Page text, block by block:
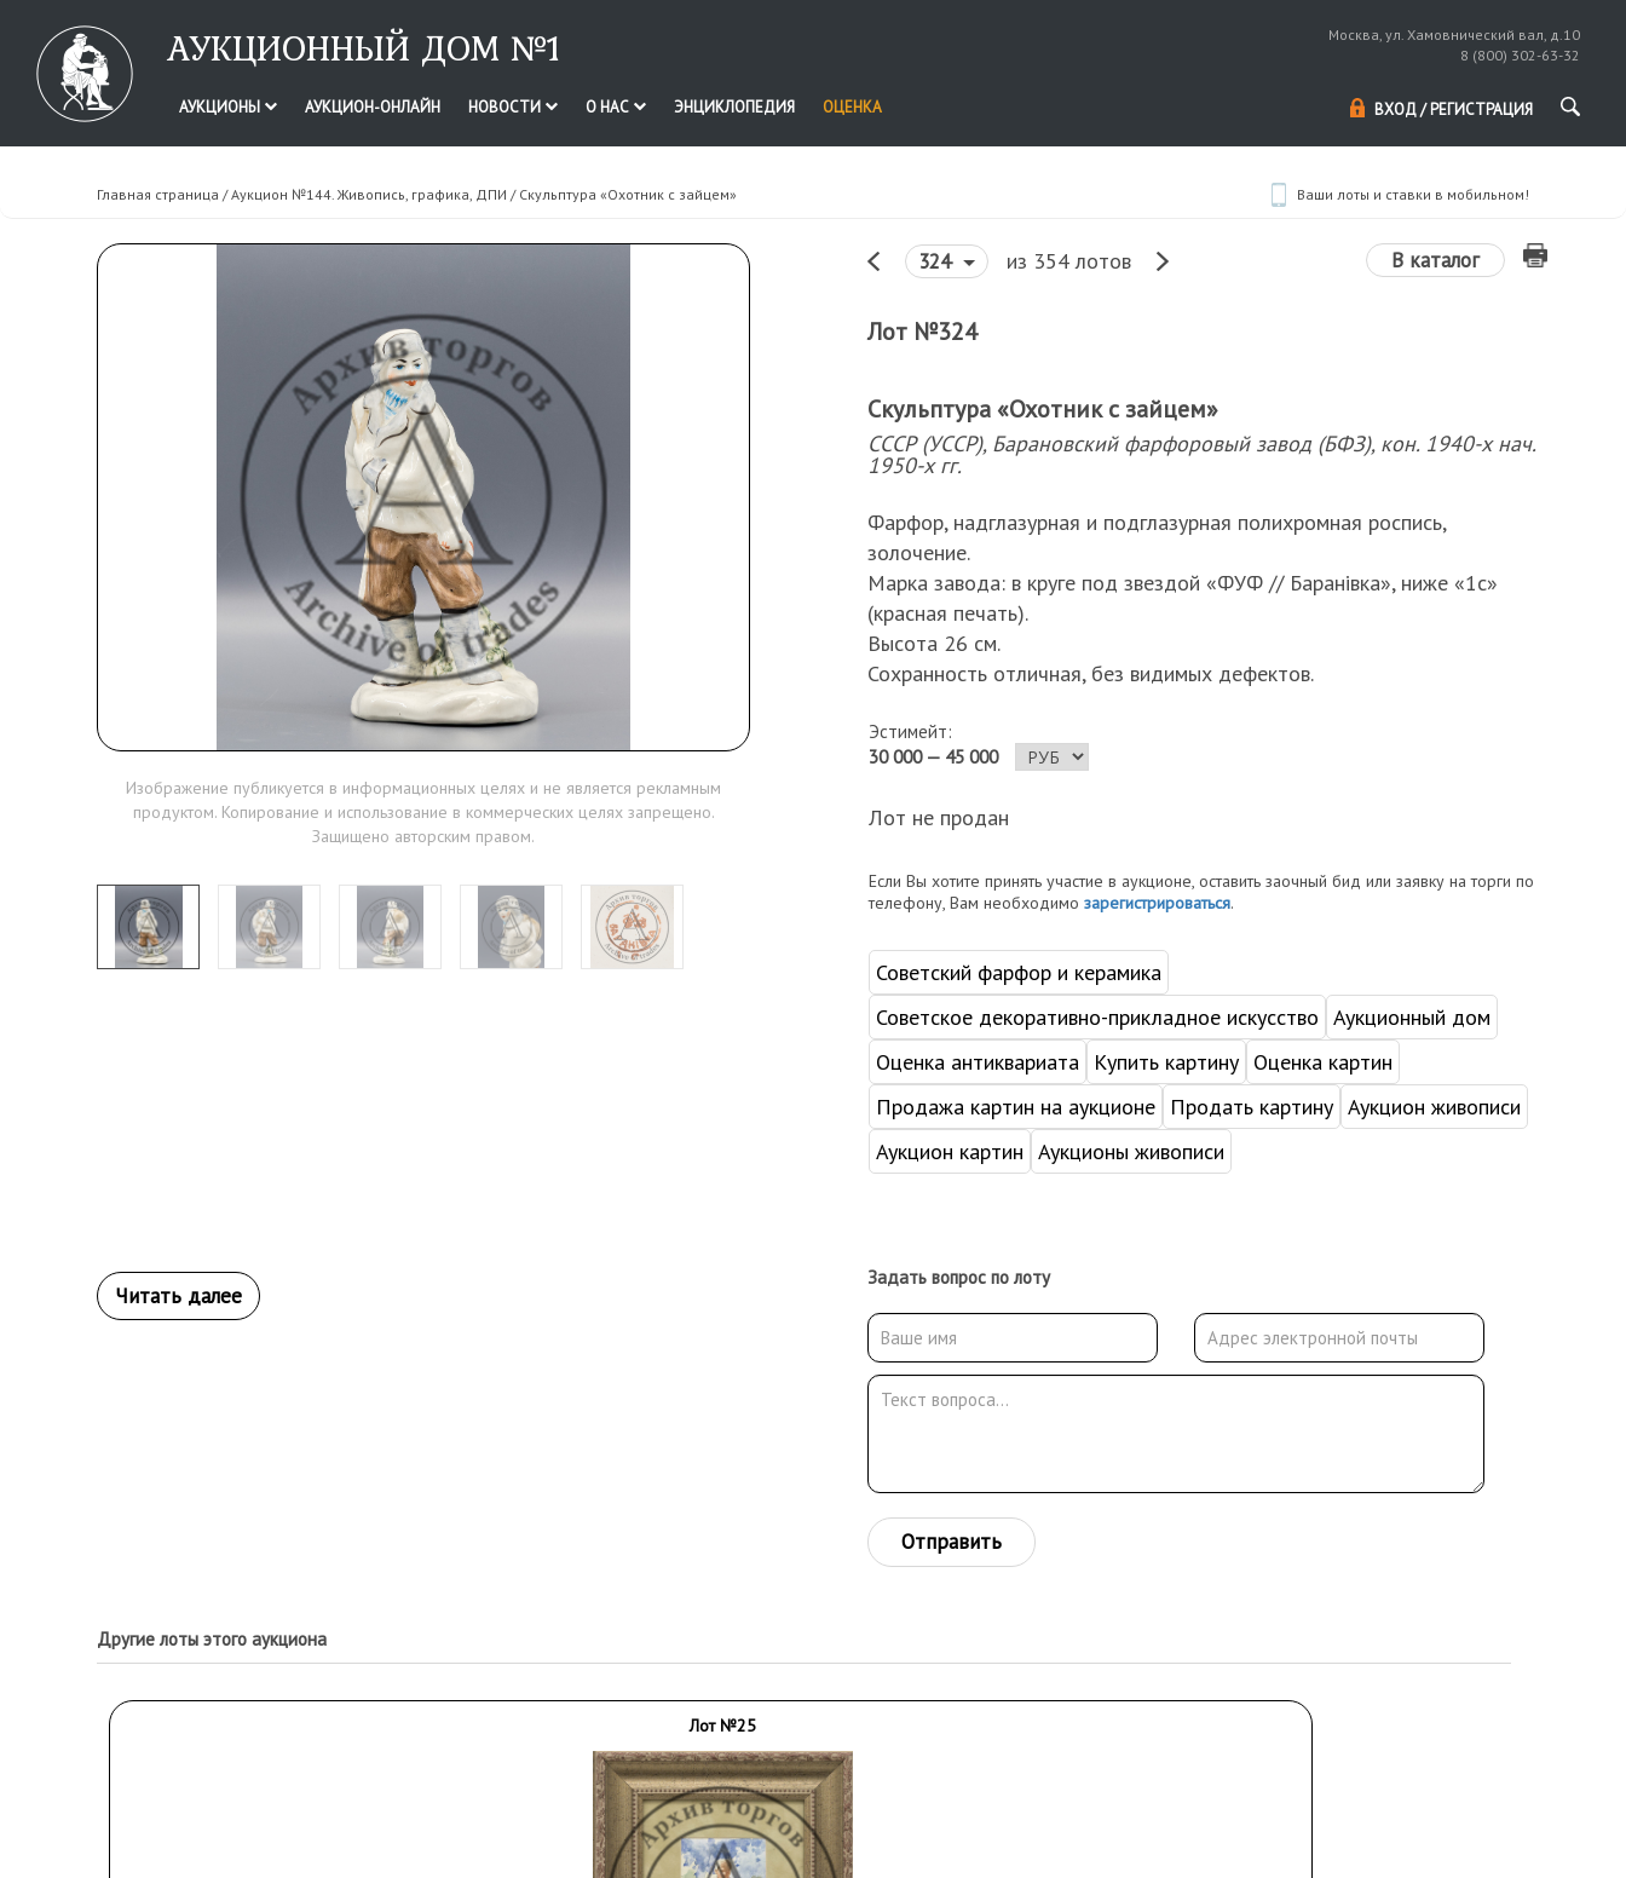
АУКЦИОННЫЙ ДОМ №1
Москва, ул. Хамовнический вал, д.10
8 (800) 302-63-32
АУКЦИОНЫ АУКЦИОН-ОНЛАЙН НОВОСТИ О НАС ЭНЦИКЛОПЕДИЯ ОЦЕНКА ВХОД / РЕГИСТРАЦИЯ
Главная страница /Аукцион №144. Живопись, графика, ДПИ / Скульптура «Охотник с зайцем» Ваши лоты и ставки в мобильном!
Изображение публикуется в информационных целях и не является рекламным
продуктом. Копирование и использование в коммерческих целях запрещено.
Защищено авторским правом.
324 из 354 лотов В каталог
Лот №324
Скульптура «Охотник с зайцем»
СССР (УССР), Барановский фарфоровый завод (БФЗ), кон. 1940-х нач.
1950-х гг.
Фарфор, надглазурная и подглазурная полихромная роспись,
золочение.
Марка завода: в круге под звездой «ФУФ // Баранiвка», ниже «1с»
(красная печать).
Высота 26 см.
Сохранность отличная, без видимых дефектов.
Эстимейт:
30 000 — 45 000
Лот не продан
Если Вы хотите принять участие в аукционе, оставить заочный бид или заявку на торги по
телефону, Вам необходимо зарегистрироваться.
Советский фарфор и керамика
Советское декоративно-прикладное искусство Аукционный дом
Оценка антиквариата
Купить картину Оценка картин
Продажа картин на аукционе
Продать картину Аукцион живописи
Аукцион картин Аукционы живописи
Задать вопрос по лоту
Отправить
Другие лоты этого аукциона
Лот №25